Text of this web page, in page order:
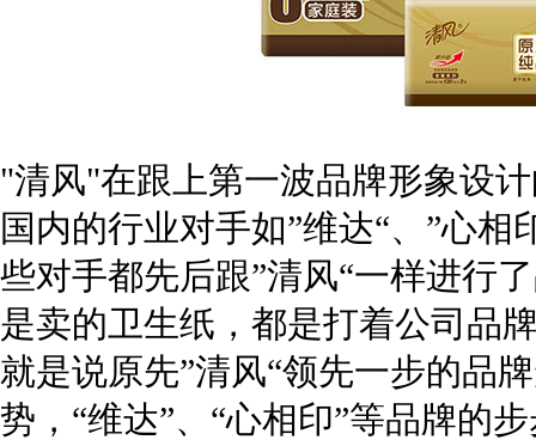
"清风"在跟上第一波品牌形象设
国内的行业对手如”维达“、”心相
些对手都先后跟”清风“一样进行
是卖的卫生纸，都是打着公司品
就是说原先”清风“领先一步的品
势，“维达”、“心相印”等品牌的